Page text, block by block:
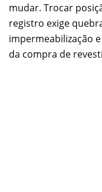
mudar. Trocar
registro exige
impermeabilização
da compra de